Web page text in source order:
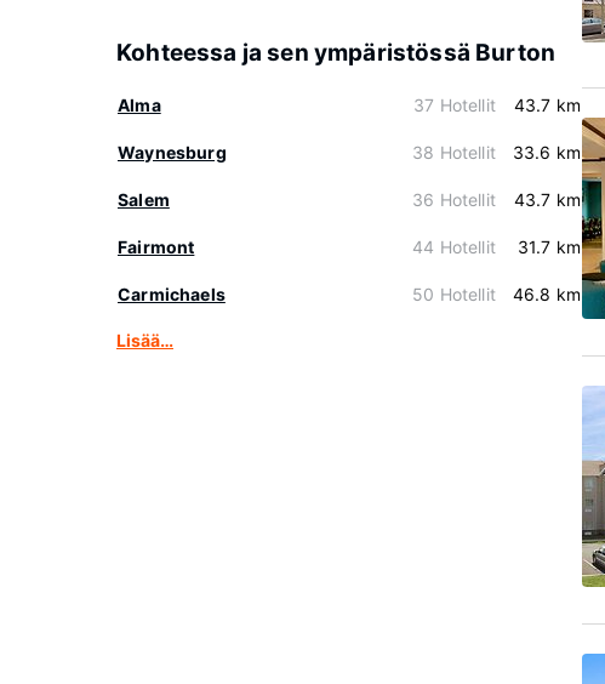
Kohteessa ja sen ympäristössä Burton
Alma 37 Hotellit 43.7 km
Waynesburg 38 Hotellit 33.6 km
Salem 36 Hotellit 43.7 km
Fairmont 44 Hotellit 31.7 km
Carmichaels 50 Hotellit 46.8 km
Lisää…